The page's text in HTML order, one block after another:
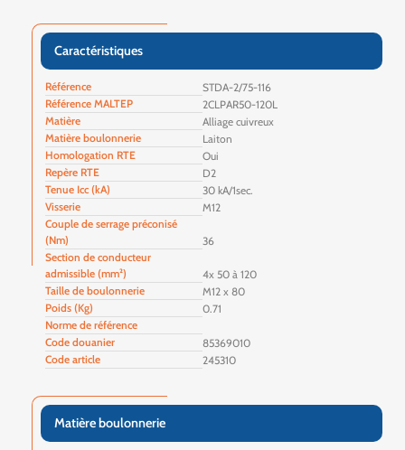
Caractéristiques
Référence
STDA-2/75-116
Référence MALTEP
2CLPAR50-120L
Matière
Alliage cuivreux
Matière boulonnerie
Laiton
Homologation RTE
Oui
Repère RTE
D2
Tenue Icc (kA)
30 kA/1sec.
Visserie
M12
Couple de serrage préconisé
(Nm)
36
Section de conducteur
admissible (mm²)
4x 50 à 120
Taille de boulonnerie
M12 x 80
Poids (Kg)
0.71
Norme de référence
Code douanier
85369010
Code article
245310
Matière boulonnerie